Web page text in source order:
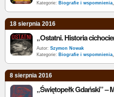
Kategorie: Biografie i wspomnienia,
18 sierpnia 2016
Autor: Szymon Nowak
Kategorie: Biografie i wspomnienia,
8 sierpnia 2016
„Świętopełk Gdański” –